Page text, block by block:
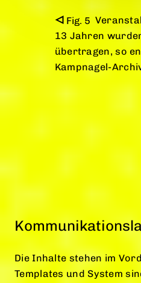
13 Jahren
übertragen, so
Kampnagel-
Die Inhalte stehen im
Templates und System